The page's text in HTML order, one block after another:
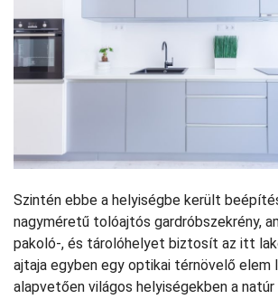
Szintén ebbe a helyiségbe került
nagyméretű tolóajtós gardróbszekrény,
pakoló-, és tárolóhelyet biztosít az itt
ajtaja egyben egy optikai térnövelő elem
alapvetően világos helyiségekben a